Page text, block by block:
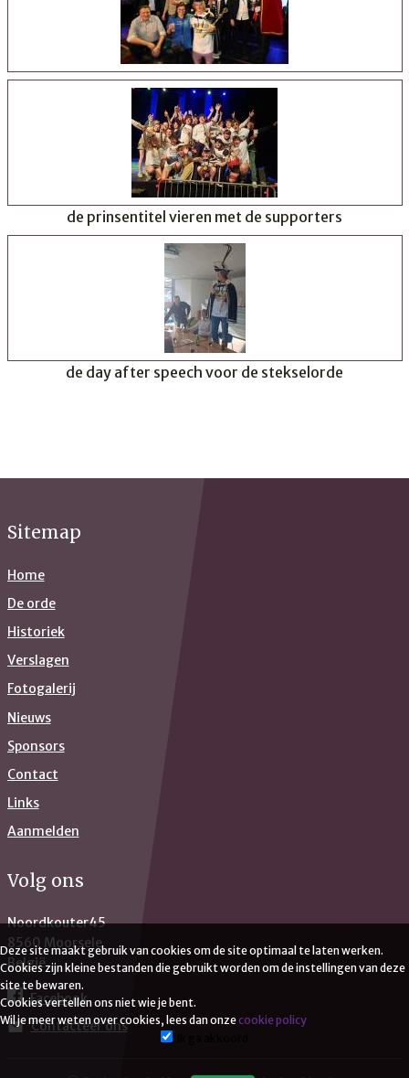
de prinsentitel vieren met de supporters
de day after speech voor de stekselorde
Sitemap
Home
De orde
Historiek
Verslagen
Fotogalerij
Nieuws
Sponsors
Contact
Links
Aanmelden
Volg ons
Noordkouter45
8560 Moorsele
België
Facebook
mail Contacteer ons
Deze site maakt gebruik van cookies om de site optimaal te laten werken.
Cookies zijn kleine bestanden die gebruikt worden om de instellingen van deze
site te bewaren.
Cookies vertellen ons niet wie je bent.
Wil je meer weten over cookies, lees dan onzecookie policy